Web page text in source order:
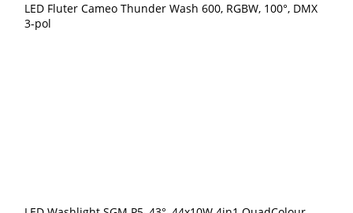
LED Fluter Cameo Thunder Wash 600, RGBW, 100°, DMX
3-pol